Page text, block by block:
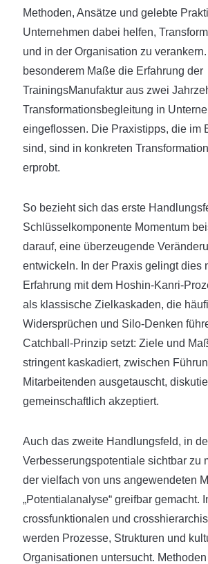
Methoden, Ansätze und gelebte
Unternehmen dabei helfen,
und in der Organisation zu
besonderem Maße die Erfahrung der
TrainingsManufaktur aus zwei
Transformationsbegleitung in
eingeflossen. Die Praxistipps, die im
sind, sind in konkreten
erprobt.
So bezieht sich das erste
Schlüsselkomponente Momentum
darauf, eine überzeugende
entwickeln. In der Praxis gelingt dies
Erfahrung mit dem Hoshin-Kanri-
als klassische Zielkaskaden, die
Widersprüchen und Silo-Denken
Catchball-Prinzip setzt: Ziele und
stringent kaskadiert, zwischen
Mitarbeitenden ausgetauscht,
gemeinschaftlich akzeptiert.
Auch das zweite Handlungsfeld, in
Verbesserungspotentiale sichtbar zu
der vielfach von uns angewendeten
„Potentialanalyse“ greifbar gemacht.
crossfunktionalen und
werden Prozesse, Strukturen und
Organisationen untersucht.